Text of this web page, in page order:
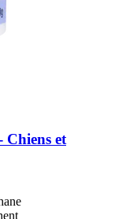
et